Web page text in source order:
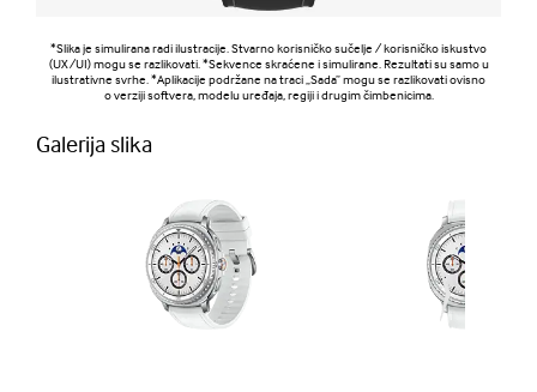
*Slika je simulirana radi ilustracije. Stvarno korisničko sučelje / korisničko iskustvo
(UX/UI) mogu se razlikovati. *Sekvence skraćene i simulirane. Rezultati su samo u
ilustrativne svrhe. *Aplikacije podržane na traci „Sada” mogu se razlikovati ovisno
o verziji softvera, modelu uređaja, regiji i drugim čimbenicima.
Galerija slika